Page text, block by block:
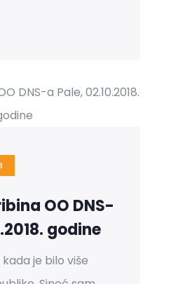
OO DNS-
godine
je bilo više